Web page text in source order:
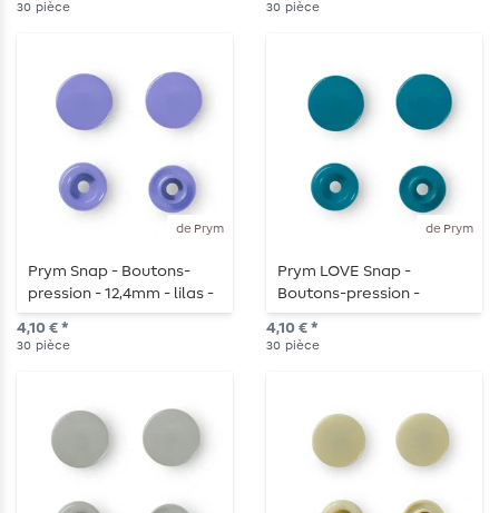
30 pièce 30 pièce
de Prym
Prym Snap - Boutons-
pression - 12,4mm - lilas -
30 pièces
4,10 € *
30 pièce
de Prym
Prym LOVE Snap -
Boutons-pression -
turquoise foncé - 30
pièces
4,10 € *
30 pièce